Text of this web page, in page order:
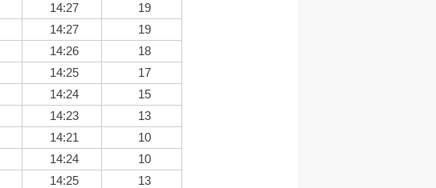
14:27
19
14:27
19
14:26
18
14:25
17
14:24
15
14:23
13
14:21 10
14:24
10
14:25
13